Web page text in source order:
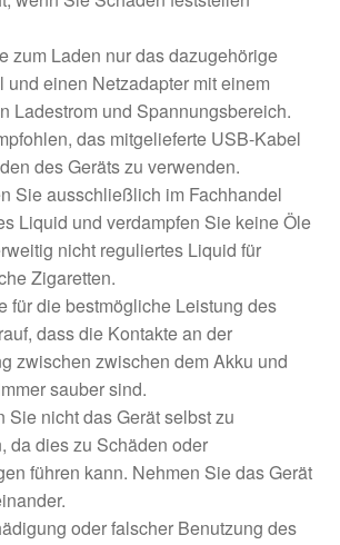
zum Laden nur das dazugehörige
und einen Netzadapter mit einem
Ladestrom und Spannungsbereich.
das mitgelieferte USB-Kabel
des Geräts zu verwenden.
Sie ausschließlich im Fachhandel
Liquid und verdampfen Sie keine Öle
nicht reguliertes Liquid für
Zigaretten.
für die bestmögliche Leistung des
dass die Kontakte an der
zwischen zwischen dem Akku und
sauber sind.
Sie nicht das Gerät selbst zu
da dies zu Schäden oder
führen kann. Nehmen Sie das Gerät
oder falscher Benutzung des